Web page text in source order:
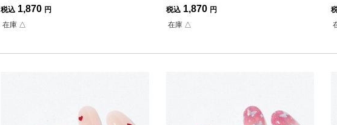
税込 1,870 円
在庫 △
税込 1,870 円
在庫 △